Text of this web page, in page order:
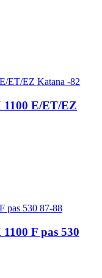
1100 E/ET/EZ
F pas 530